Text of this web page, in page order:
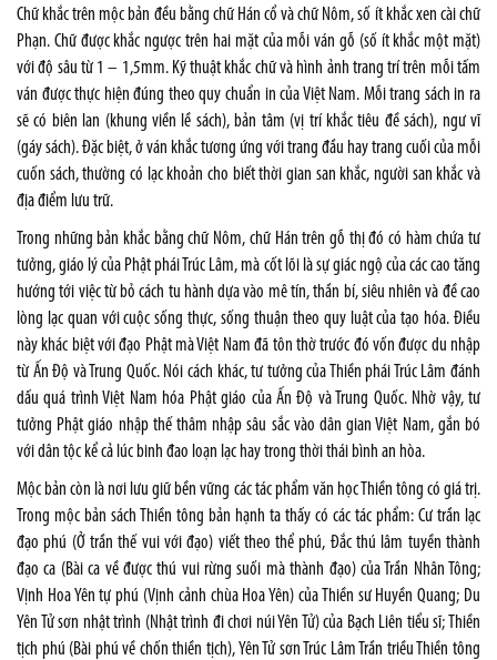
Chữ khắc trên mộc bản đều bằng chữ Hán cổ và chữ Nôm, số ít khắc xen cài chữ
Phạn. Chữ được khắc ngược trên hai mặt của mỗi ván gỗ (số ít khắc một mặt)
với độ sâu từ 1 – 1,5mm. Kỹ thuật khắc chữ và hình ảnh trang trí trên mỗi tấm
ván được thực hiện đúng theo quy chuẩn in của Việt Nam. Mỗi trang sách in ra
sẽ có biên lan (khung viền lề sách), bản tâm (vị trí khắc tiêu đề sách), ngư vĩ
(gáy sách). Đặc biệt, ở ván khắc tương ứng với trang đầu hay trang cuối của mỗi
cuốn sách, thường có lạc khoản cho biết thời gian san khắc, người san khắc và
địa điểm lưu trữ.
Trong những bản khắc bằng chữ Nôm, chữ Hán trên gỗ thị đó có hàm chứa tư
tưởng, giáo lý của Phật phái Trúc Lâm, mà cốt lõi là sự giác ngộ của các cao tăng
hướng tới việc từ bỏ cách tu hành dựa vào mê tín, thần bí, siêu nhiên và đề cao
lòng lạc quan với cuộc sống thực, sống thuận theo quy luật của tạo hóa. Điều
này khác biệt với đạo Phật mà Việt Nam đã tôn thờ trước đó vốn được du nhập
từ Ấn Độ và Trung Quốc. Nói cách khác, tư tưởng của Thiền phái Trúc Lâm đánh
dấu quá trình Việt Nam hóa Phật giáo của Ấn Độ và Trung Quốc. Nhờ vậy, tư
tưởng Phật giáo nhập thế thâm nhập sâu sắc vào dân gian Việt Nam, gắn bó
với dân tộc kể cả lúc binh đao loạn lạc hay trong thời thái bình an hòa.
Mộc bản còn là nơi lưu giữ bền vững các tác phẩm văn học Thiền tông có giá trị.
Trong mộc bản sách Thiền tông bản hạnh ta thấy có các tác phẩm: Cư trần lạc
đạo phú (Ở trần thế vui với đạo) viết theo thể phú, Đắc thú lâm tuyền thành
đạo ca (Bài ca về được thú vui rừng suối mà thành đạo) của Trần Nhân Tông;
Vịnh Hoa Yên tự phú (Vịnh cảnh chùa Hoa Yên) của Thiền sư Huyền Quang; Du
Yên Tử sơn nhật trình (Nhật trình đi chơi núi Yên Tử) của Bạch Liên tiểu sĩ; Thiền
tịch phú (Bài phú về chốn thiền tịch), Yên Tử sơn Trúc Lâm Trần triều Thiền tông